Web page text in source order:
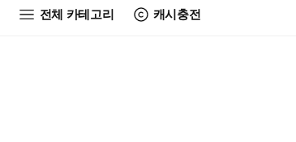
전체 카테고리 캐시충전